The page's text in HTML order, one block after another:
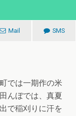
Mail SMS
では一期作の米
んぼでは、真夏
で稲刈りに汗を